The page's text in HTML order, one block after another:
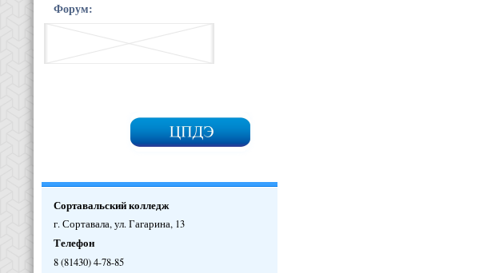
Форум:
Сортавальский колледж
г. Сортавала, ул. Гагарина, 13
Телефон
8 (81430) 4-78-85